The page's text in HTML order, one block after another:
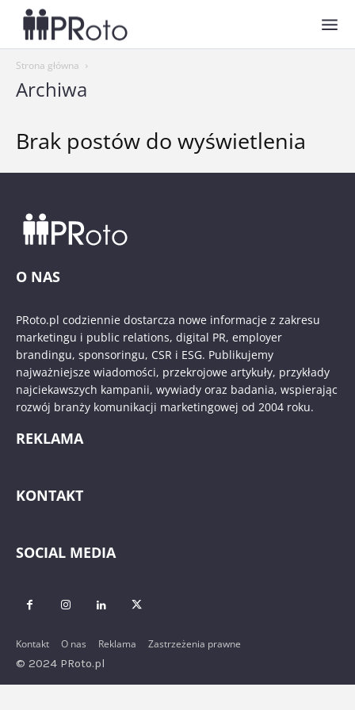
Strona główna
Archiwa
Brak postów do wyświetlenia
O NAS
PRoto.pl codziennie dostarcza nowe informacje z zakresu
marketingu i public relations, digital PR, employer
brandingu, sponsoringu, CSR i ESG. Publikujemy
najważniejsze wiadomości, przekrojowe artykuły, przykłady
najciekawszych kampanii, wywiady oraz badania, wspierając
rozwój branży komunikacji marketingowej od 2004 roku.
REKLAMA
KONTAKT
SOCIAL MEDIA
© 2024 PRoto.pl
Kontakt O nas Reklama Zastrzeżenia prawne